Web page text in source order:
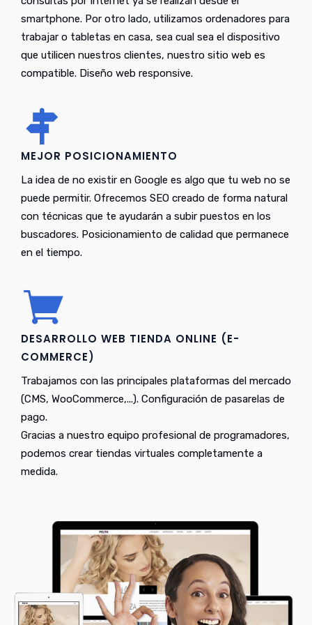
smartphone. Por otro lado, utilizamos ordenadores para
trabajar o tabletas en casa, sea cual sea el dispositivo
que utilicen nuestros clientes, nuestro sitio web es
compatible. Diseño web responsive.
MEJOR POSICIONAMIENTO
La idea de no existir en Google es algo que tu web no se
puede permitir. Ofrecemos SEO creado de forma natural
con técnicas que te ayudarán a subir puestos en los
buscadores. Posicionamiento de calidad que permanece
en el tiempo.
DESARROLLO WEB TIENDA ONLINE (E-
COMMERCE)
Trabajamos con las principales plataformas del mercado
(CMS, WooCommerce,...). Configuración de pasarelas de
pago.
Gracias a nuestro equipo profesional de programadores,
podemos crear tiendas virtuales completamente a
medida.